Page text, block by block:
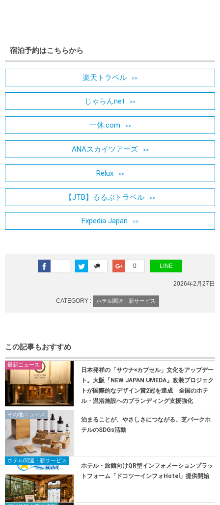
宿泊予約はこちらから
楽天トラベル
じゃらんnet
一休.com
ANAスカイツアーズ
Relux
【JTB】るるぶトラベル
Expedia Japan
0 LINE
2026年2月27日
CATEGORY : ホテル関連｜新サービス
この記事もおすすめ
最新ニュース
日本発祥の「サウナ×カプセル」文化をアップデー
ト。大阪「NEW JAPAN UMEDA」改装プロジェク
トが国際的なデザイン賞2冠を達成 全国のホテ
ル・温浴施設へのブランディング支援強化
その他ニュース
泊まることが、やさしさにつながる。芝パークホ
テルのSDGs活動
ホテル関連｜新サービス
ホテル・旅館向けQR型インフォメーションプラッ
トフォーム「ドコツーインフォHotel」提供開始